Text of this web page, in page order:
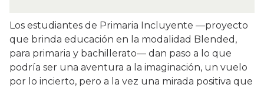
Los estudiantes de Primaria Incluyente —proyecto
que brinda educación en la modalidad Blended,
para primaria y bachillerato— dan paso a lo que
podría ser una aventura a la imaginación, un vuelo
por lo incierto, pero a la vez una mirada positiva que